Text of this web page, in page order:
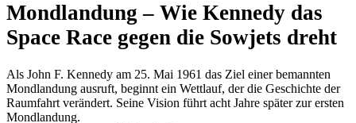
Mondlandung – Wie Kennedy das
Space Race gegen die Sowjets dreht
Als John F. Kennedy am 25. Mai 1961 das Ziel einer bemannten
Mondlandung ausruft, beginnt ein Wettlauf, der die Geschichte der
Raumfahrt verändert. Seine Vision führt acht Jahre später zur ersten
Mondlandung.